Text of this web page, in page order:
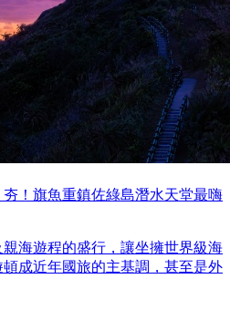
！旗魚重鎮佐綠島潛水天堂最嗨
海遊程的盛行，讓坐擁世界級海
成近年國旅的主基調，甚至是外